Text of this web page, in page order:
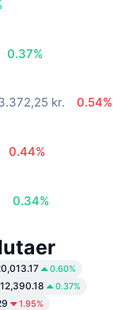
0.37%
kr.
0.54%
0.44%
0.34%
0.60%
0.37%
1.95%